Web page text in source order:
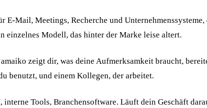
E-Mail, Meetings, Recherche und
Modell, das hinter der Marke leise altert.
zeigt dir, was deine Aufmerksamkeit braucht,
benutzt, und einem Kollegen, der arbeitet.
Tools, Branchensoftware. Läuft dein Geschäft